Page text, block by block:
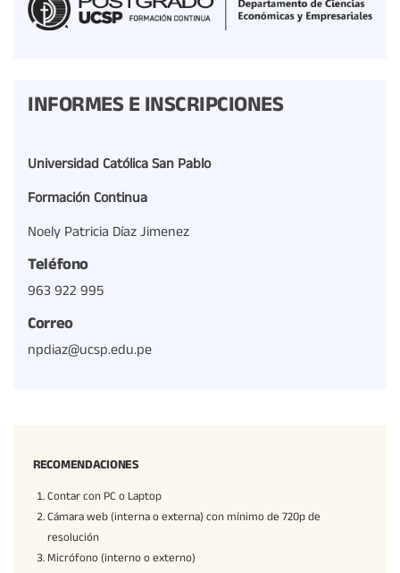
INFORMES E INSCRIPCIONES
Universidad Católica San Pablo
Formación Continua
Noely Patricia Díaz Jimenez
Teléfono
963 922 995
Correo
npdiaz@ucsp.edu.pe
RECOMENDACIONES
Contar con PC o Laptop
Cámara web (interna o externa) con mínimo de 720p de
resolución
Micrófono (interno o externo)